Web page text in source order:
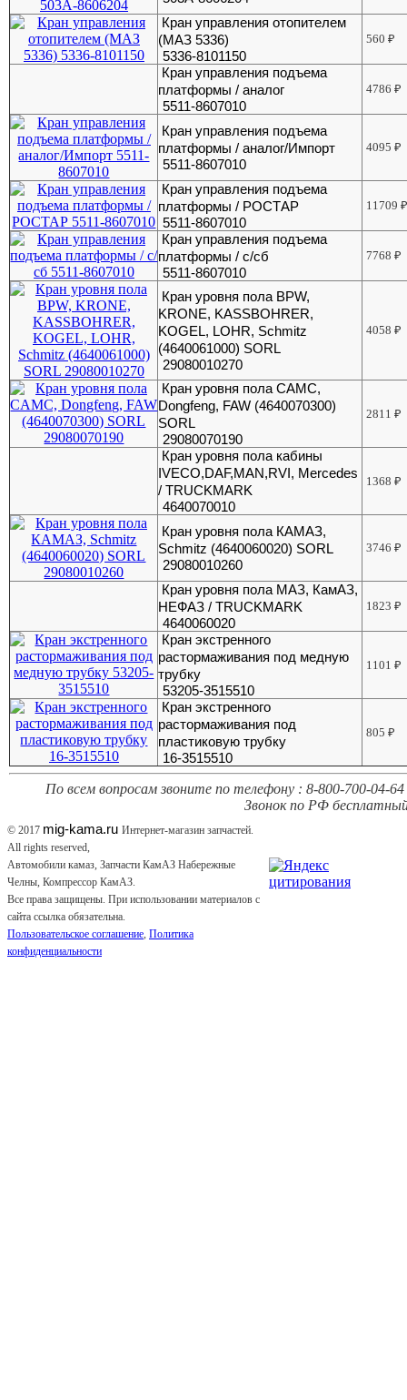
Кран управления отопителем
(МАЗ 5336)
5336-8101150
560₽
Кран управления подъема
платформы / аналог
5511-8607010
4786₽
Кран управления подъема
платформы / аналог/Импорт
5511-8607010
4095₽
Кран управления подъема
платформы / РОСТАР
5511-8607010
11709
Кран управления подъема
платформы / с/сб
5511-8607010
7768₽
Кран уровня пола BPW,
KRONE, KASSBOHRER,
KOGEL, LOHR, Schmitz
(4640061000) SORL
29080010270
4058₽
Кран уровня пола CAMC,
Dongfeng, FAW (4640070300)
SORL
29080070190
2811₽
Кран уровня пола кабины
IVECO,DAF,MAN,RVI, Mercedes
/ TRUCKMARK
4640070010
1368₽
Кран уровня пола КАМАЗ,
Schmitz (4640060020) SORL
29080010260
3746₽
Кран уровня пола МАЗ, КамАЗ,
НЕФАЗ / TRUCKMARK
4640060020
1823₽
Кран экстренного
растормаживания под медную
трубку
53205-3515510
1101₽
Кран экстренного
растормаживания под
пластиковую трубку
16-3515510
805₽
По всем вопросам звоните по телефону : 8-800-700-04-64
Звонок по РФ
© 2017 mig-kama.ru Интернет-магазин запчастей.
All rights reserved,
Автомобили камаз, Запчасти КамАЗ Набережные
Челны, Компрессор КамАЗ.
Все права защищены. При использовании материалов с
сайта ссылка обязательна.
Пользовательское соглашение Политика
конфиденциальности